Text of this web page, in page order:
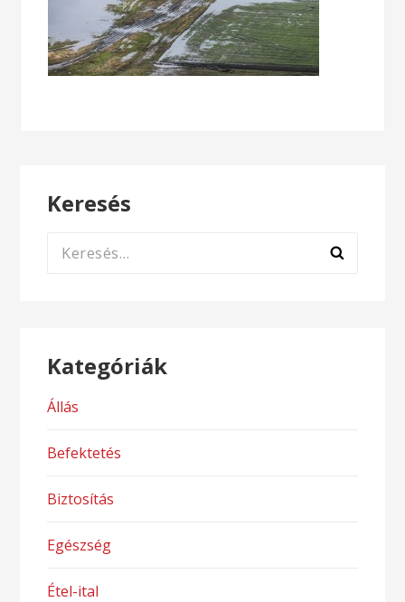
Keresés
Keresés:
Kategóriák
Állás
Befektetés
Biztosítás
Egészség
Étel-ital